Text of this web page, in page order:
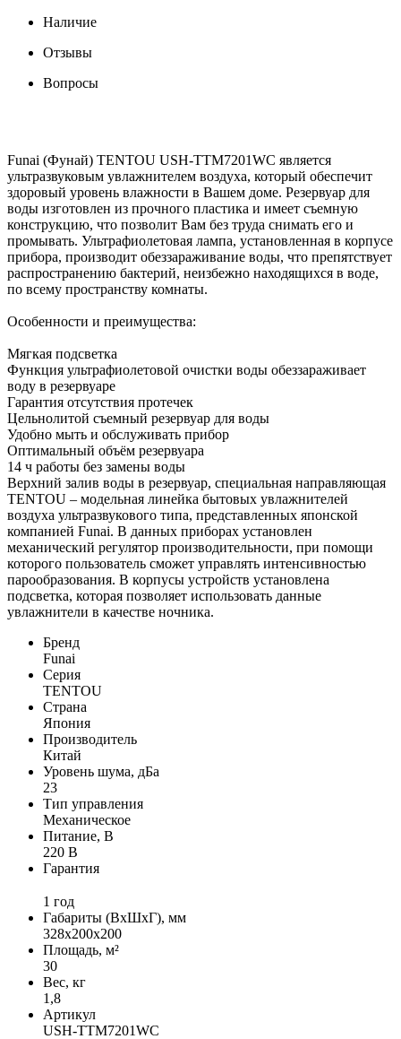
Наличие
Отзывы
Вопросы
Funai (Фунай) TENTOU USH-TTM7201WC является
ультразвуковым увлажнителем воздуха, который обеспечит
здоровый уровень влажности в Вашем доме. Резервуар для
воды изготовлен из прочного пластика и имеет съемную
конструкцию, что позволит Вам без труда снимать его и
промывать. Ультрафиолетовая лампа, установленная в корпусе
прибора, производит обеззараживание воды, что препятствует
распространению бактерий, неизбежно находящихся в воде,
по всему пространству комнаты.
Особенности и преимущества:
Мягкая подсветка
Функция ультрафиолетовой очистки воды обеззараживает
воду в резервуаре
Гарантия отсутствия протечек
Цельнолитой съемный резервуар для воды
Удобно мыть и обслуживать прибор
Оптимальный объём резервуара
14 ч работы без замены воды
Верхний залив воды в резервуар, специальная направляющая
TENTOU – модельная линейка бытовых увлажнителей
воздуха ультразвукового типа, представленных японской
компанией Funai. В данных приборах установлен
механический регулятор производительности, при помощи
которого пользователь сможет управлять интенсивностью
парообразования. В корпусы устройств установлена
подсветка, которая позволяет использовать данные
увлажнители в качестве ночника.
Бренд
Funai
Серия
TENTOU
Страна
Япония
Производитель
Китай
Уровень шума, дБа
23
Тип управления
Механическое
Питание, В
220 В
Гарантия
1 год
Габариты (ВхШхГ), мм
328x200x200
Площадь, м²
30
Вес, кг
1,8
Артикул
USH-TTM7201WC